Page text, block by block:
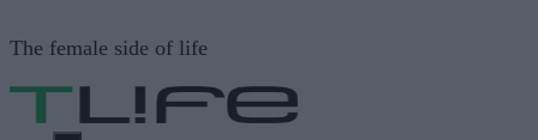
σε
περιεχόμενο
The female side of life